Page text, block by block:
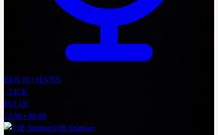
BEN 10 | SEVEN
CLICK
INT CF
22:00 • 08-08
VfB Stuttgart